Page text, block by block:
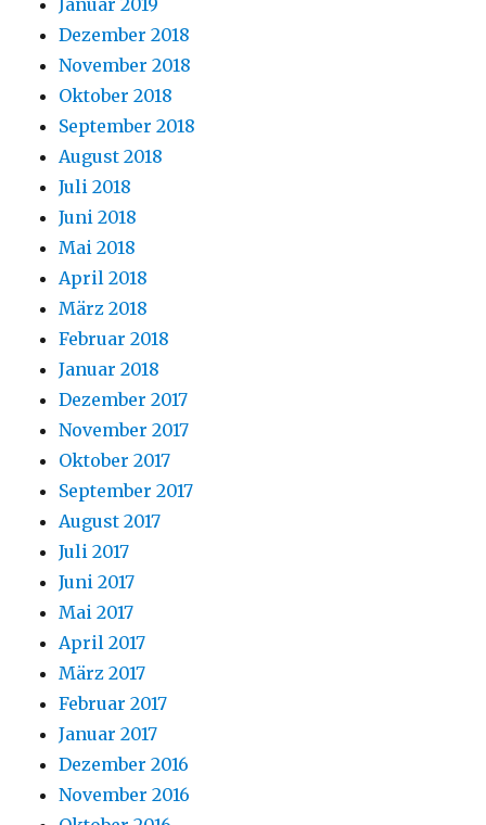
Januar 2019
Dezember 2018
November 2018
Oktober 2018
September 2018
August 2018
Juli 2018
Juni 2018
Mai 2018
April 2018
März 2018
Februar 2018
Januar 2018
Dezember 2017
November 2017
Oktober 2017
September 2017
August 2017
Juli 2017
Juni 2017
Mai 2017
April 2017
März 2017
Februar 2017
Januar 2017
Dezember 2016
November 2016